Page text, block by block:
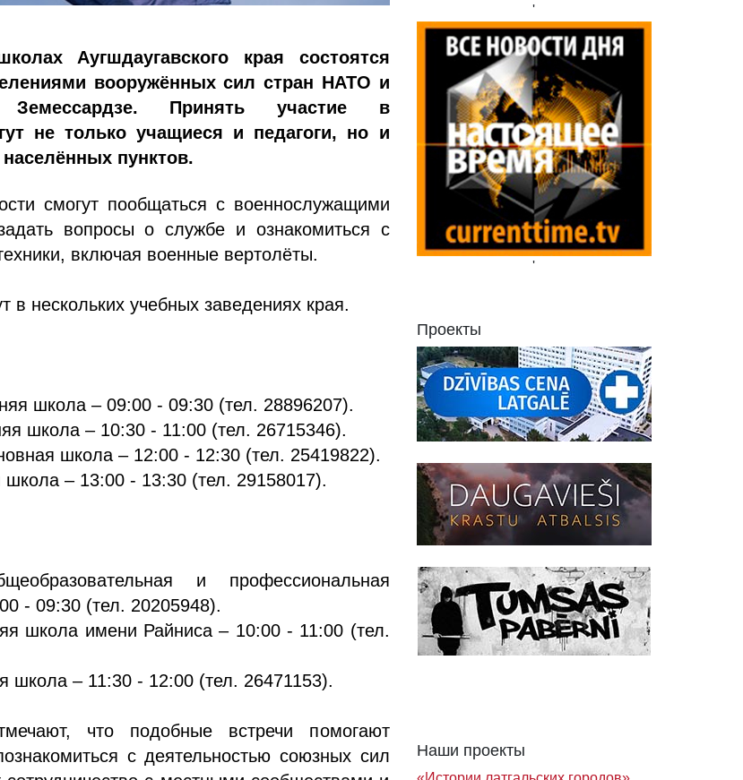
Аугшдаугавского края состоятся
вооружённых сил стран НАТО и
Земессардзе. Принять участие в
не только учащиеся и педагоги, но и
пунктов.
смогут пообщаться с военнослужащими
вопросы о службе и ознакомиться с
включая военные вертолёты.
в нескольких учебных заведениях края.
школа – 09:00 - 09:30 (тел. 28896207).
школа – 10:30 - 11:00 (тел. 26715346).
школа – 12:00 - 12:30 (тел. 25419822).
– 13:00 - 13:30 (тел. 29158017).
и профессиональная
- 09:30 (тел. 20205948).
школа имени Райниса – 10:00 - 11:00 (тел.
школа – 11:30 - 12:00 (тел. 26471153).
что подобные встречи помогают
с деятельностью союзных сил
'
'
Проекты
Наши проекты